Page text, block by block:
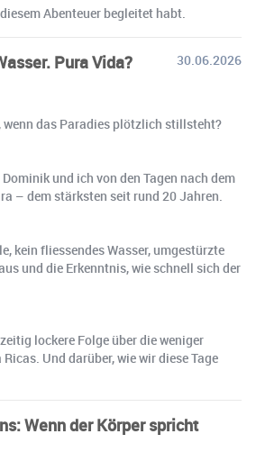
Abenteuer begleitet habt.
Pura Vida?
30.06.2026
das Paradies plötzlich stillsteht?
und ich von den Tagen nach dem
– dem stärksten seit rund 20 Jahren.
kein fliessendes Wasser, umgestürzte
und die Erkenntnis, wie schnell sich der
lockere Folge über die weniger
Und darüber, wie wir diese Tage
Wenn der Körper spricht